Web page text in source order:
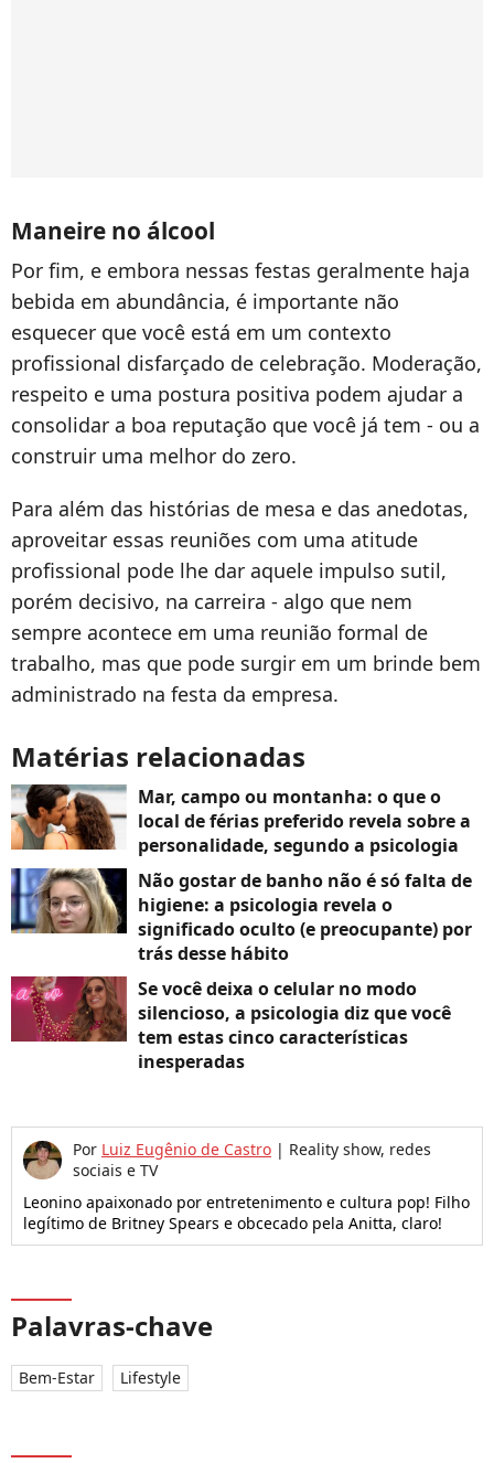
Maneire no álcool
Por fim, e embora nessas festas geralmente haja
bebida em abundância, é importante não
esquecer que você está em um contexto
profissional disfarçado de celebração. Moderação,
respeito e uma postura positiva podem ajudar a
consolidar a boa reputação que você já tem - ou a
construir uma melhor do zero.
Para além das histórias de mesa e das anedotas,
aproveitar essas reuniões com uma atitude
profissional pode lhe dar aquele impulso sutil,
porém decisivo, na carreira - algo que nem
sempre acontece em uma reunião formal de
trabalho, mas que pode surgir em um brinde bem
administrado na festa da empresa.
Matérias relacionadas
Mar, campo ou montanha: o que o
local de férias preferido revela sobre a
personalidade, segundo a psicologia
Não gostar de banho não é só falta de
higiene: a psicologia revela o
significado oculto (e preocupante) por
trás desse hábito
Se você deixa o celular no modo
silencioso, a psicologia diz que você
tem estas cinco características
inesperadas
Por Luiz Eugênio de Castro | Reality show, redes
sociais e TV
Leonino apaixonado por entretenimento e cultura pop! Filho
legítimo de Britney Spears e obcecado pela Anitta, claro!
Palavras-chave
Bem-Estar Lifestyle